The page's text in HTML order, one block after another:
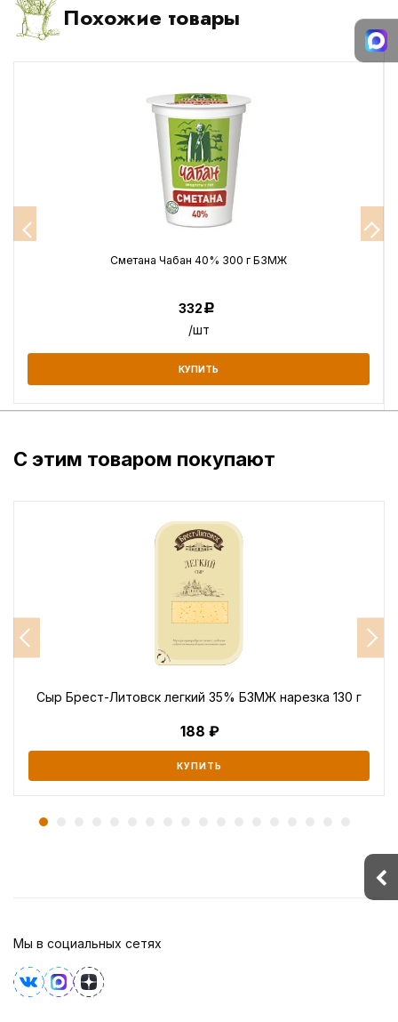
Похожие товары
Сметана Чабан 40% 300 г БЗМЖ
332Р
/шт
КУПИТЬ
С этим товаром покупают
Сыр Брест-Литовск легкий 35% БЗМЖ нарезка 130 г
188
КУПИТЬ
Мы в социальных сетях